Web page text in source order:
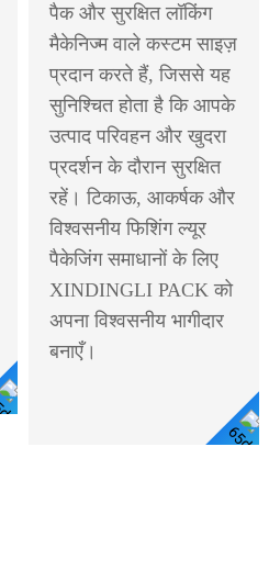
पैक और सुरक्षित लॉकिंग
मैकेनिज्म वाले कस्टम साइज़
प्रदान करते हैं, जिससे यह
सुनिश्चित होता है कि आपके
उत्पाद परिवहन और खुदरा
प्रदर्शन के दौरान सुरक्षित
रहें। टिकाऊ, आकर्षक और
विश्वसनीय फिशिंग ल्यूर
पैकेजिंग समाधानों के लिए
XINDINGLI PACK को
अपना विश्वसनीय भागीदार
बनाएँ।